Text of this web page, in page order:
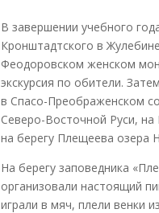
В завершении учебного
Кронштадтского в
Феодоровском женском
экскурсия по обители.
в Спасо-Преображенском
Северо-Восточной Руси,
на берегу Плещеева озера
На берегу заповедника
организовали настоящий
играли в мяч, плели венки